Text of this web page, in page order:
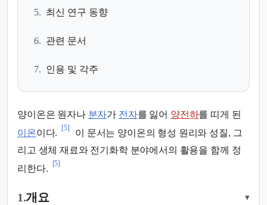
5. 최신 연구 동향
6. 관련 문서
7. 인용 및 각주
양이온은 원자나 분자가 전자를 잃어 양전하를 띠게 된
이온이다.
[5]
이 문서는 양이온의 형성 원리와 성질, 그
리고 생체 재료와 전기화학 분야에서의 활용을 함께 정
리한다.
[5]
1.개요 ▾